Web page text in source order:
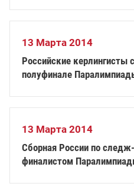
13 Марта 2014
Российские керлингисты
полуфинале
13 Марта 2014
Сборная России по
финалистом